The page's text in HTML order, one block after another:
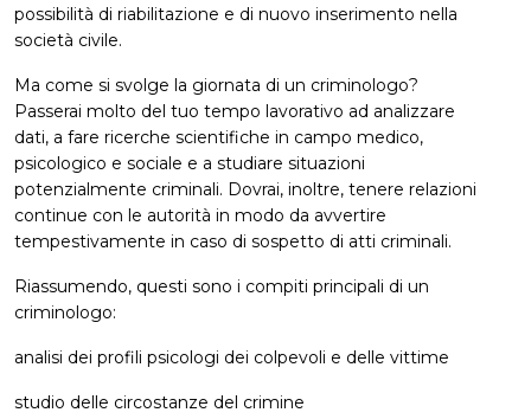
possibilità di riabilitazione e di nuovo inserimento nella
società civile.
Ma come si svolge la giornata di un criminologo?
Passerai molto del tuo tempo lavorativo ad analizzare
dati, a fare ricerche scientifiche in campo medico,
psicologico e sociale e a studiare situazioni
potenzialmente criminali. Dovrai, inoltre, tenere relazioni
continue con le autorità in modo da avvertire
tempestivamente in caso di sospetto di atti criminali.
Riassumendo, questi sono i compiti principali di un
criminologo:
analisi dei profili psicologi dei colpevoli e delle vittime
studio delle circostanze del crimine